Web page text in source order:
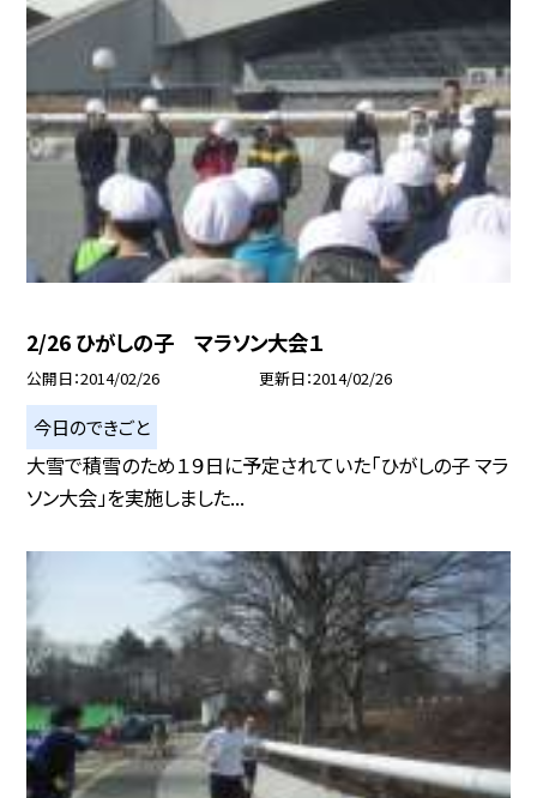
2/26 ひがしの子 マラソン大会１
公開日 2014/02/26 更新日 2014/02/26
今日のできごと
大雪で積雪のため１９日に予定されていた「ひがしの子 マラ
ソン大会」を実施しました...